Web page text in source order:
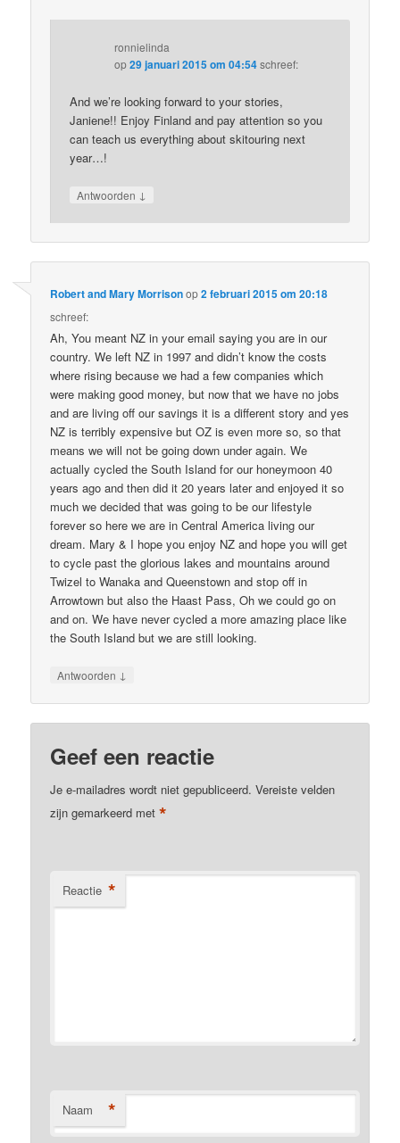
ronnielinda
op29 januari 2015 om 04:54schreef:
And we’re looking forward to your stories,
Janiene!! Enjoy Finland and pay attention so you
can teach us everything about skitouring next
year…!
Antwoorden ↓
Robert and Mary Morrisonop2 februari 2015 om 20:18
schreef:
Ah, You meant NZ in your email saying you are in our
country. We left NZ in 1997 and didn’t know the costs
where rising because we had a few companies which
were making good money, but now that we have no jobs
and are living off our savings it is a different story and yes
NZ is terribly expensive but OZ is even more so, so that
means we will not be going down under again. We
actually cycled the South Island for our honeymoon 40
years ago and then did it 20 years later and enjoyed it so
much we decided that was going to be our lifestyle
forever so here we are in Central America living our
dream. Mary & I hope you enjoy NZ and hope you will get
to cycle past the glorious lakes and mountains around
Twizel to Wanaka and Queenstown and stop off in
Arrowtown but also the Haast Pass, Oh we could go on
and on. We have never cycled a more amazing place like
the South Island but we are still looking.
Antwoorden ↓
Geef een reactie
Je e-mailadres wordt niet gepubliceerd. Vereiste velden
zijn gemarkeerd met*
Reactie *
Naam *